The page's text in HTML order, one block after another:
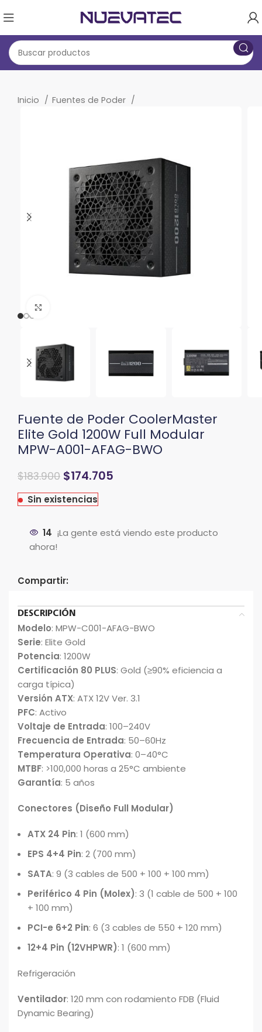
Inicio Fuentes de Poder
Fuente de Poder CoolerMaster
Elite Gold 1200W Full Modular
MPW-A001-AFAG-BWO
$183.900 $174.705
Sin existencias
14 ¡La gente está viendo este producto
ahora!
Compartir:
DESCRIPCIÓN
Modelo: MPW-C001-AFAG-BWO
Serie: Elite Gold
Potencia: 1200W
Certificación 80 PLUS: Gold (≥90% eficiencia a
carga típica)
Versión ATX: ATX 12V Ver. 3.1
PFC: Activo
Voltaje de Entrada: 100–240V
Frecuencia de Entrada: 50–60Hz
Temperatura Operativa: 0–40°C
MTBF: >100,000 horas a 25°C ambiente
Garantía: 5 años
Conectores (Diseño Full Modular)
ATX 24 Pin: 1 (600 mm)
EPS 4+4 Pin: 2 (700 mm)
SATA: 9 (3 cables de 500 + 100 + 100 mm)
Periférico 4 Pin (Molex): 3 (1 cable de 500 + 100
+ 100 mm)
PCI-e 6+2 Pin: 6 (3 cables de 550 + 120 mm)
12+4 Pin (12VHPWR): 1 (600 mm)
Refrigeración
Ventilador: 120 mm con rodamiento FDB (Fluid
Dynamic Bearing)